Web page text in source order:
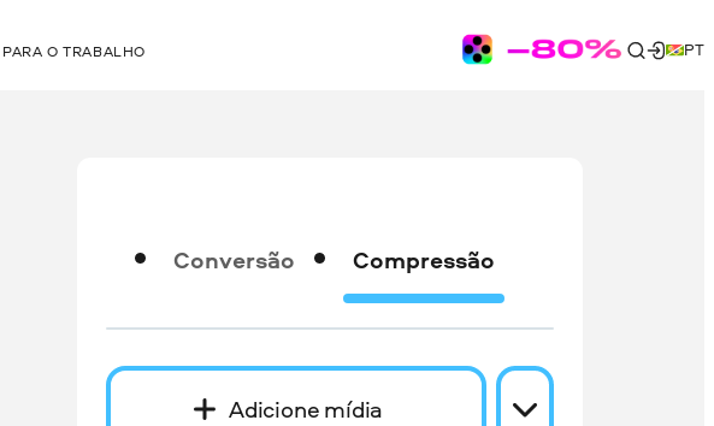
PARA O TRABALHO PT
Conversão Compressão
Adicione mídia